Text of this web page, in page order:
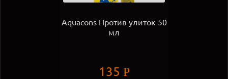
Aquacons Против улиток 50
мл
135 Р